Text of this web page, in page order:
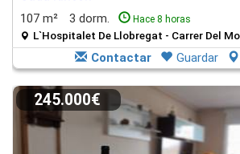
107 m²
3 dorm. Hace 8 horas
L`Hospitalet De Llobregat - Carrer Del
Contactar Guardar
245.000€